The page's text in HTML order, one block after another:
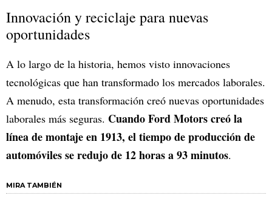
Innovación y reciclaje para nuevas
oportunidades
A lo largo de la historia, hemos visto innovaciones
tecnológicas que han transformado los mercados laborales.
A menudo, esta transformación creó nuevas oportunidades
laborales más seguras. Cuando Ford Motors creó la
línea de montaje en 1913, el tiempo de producción de
automóviles se redujo de 12 horas a 93 minutos.
MIRA TAMBIÉN